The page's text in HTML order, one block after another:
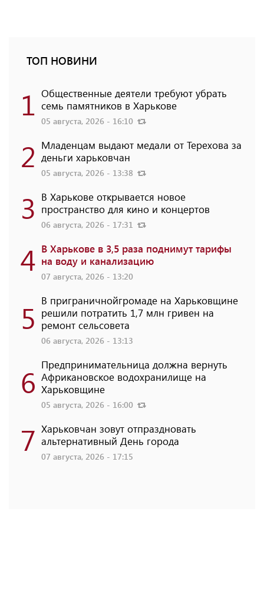
ТОП НОВИНИ
1 Общественные деятели требуют убрать
семь памятников в Харькове
05 августа, 2026 - 16:10
2 Младенцам выдают медали от Терехова за
деньги харьковчан
05 августа, 2026 - 13:38
3 В Харькове открывается новое
пространство для кино и концертов
06 августа, 2026 - 17:31
4 В Харькове в 3,5 раза поднимут тарифы
на воду и канализацию
07 августа, 2026 - 13:20
5 В приграничнойгромаде на Харьковщине
решили потратить 1,7 млн ​​гривен на
ремонт сельсовета
06 августа, 2026 - 13:13
6 Предпринимательница должна вернуть
Африкановское водохранилище на
Харьковщине
05 августа, 2026 - 16:00
7 Харьковчан зовут отпраздновать
альтернативный День города
07 августа, 2026 - 17:15